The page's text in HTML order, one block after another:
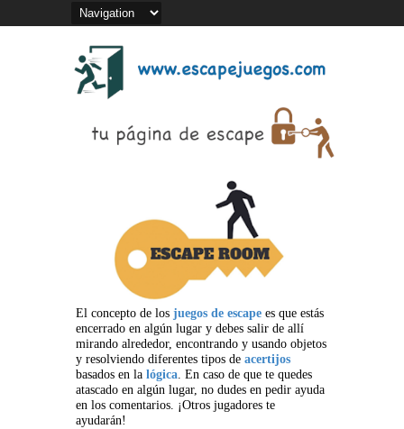
El concepto de los juegos de escape es que estás
encerrado en algún lugar y debes salir de allí
mirando alrededor, encontrando y usando objetos
y resolviendo diferentes tipos de acertijos
basados en la lógica. En caso de que te quedes
atascado en algún lugar, no dudes en pedir ayuda
en los comentarios. ¡Otros jugadores te
ayudarán!